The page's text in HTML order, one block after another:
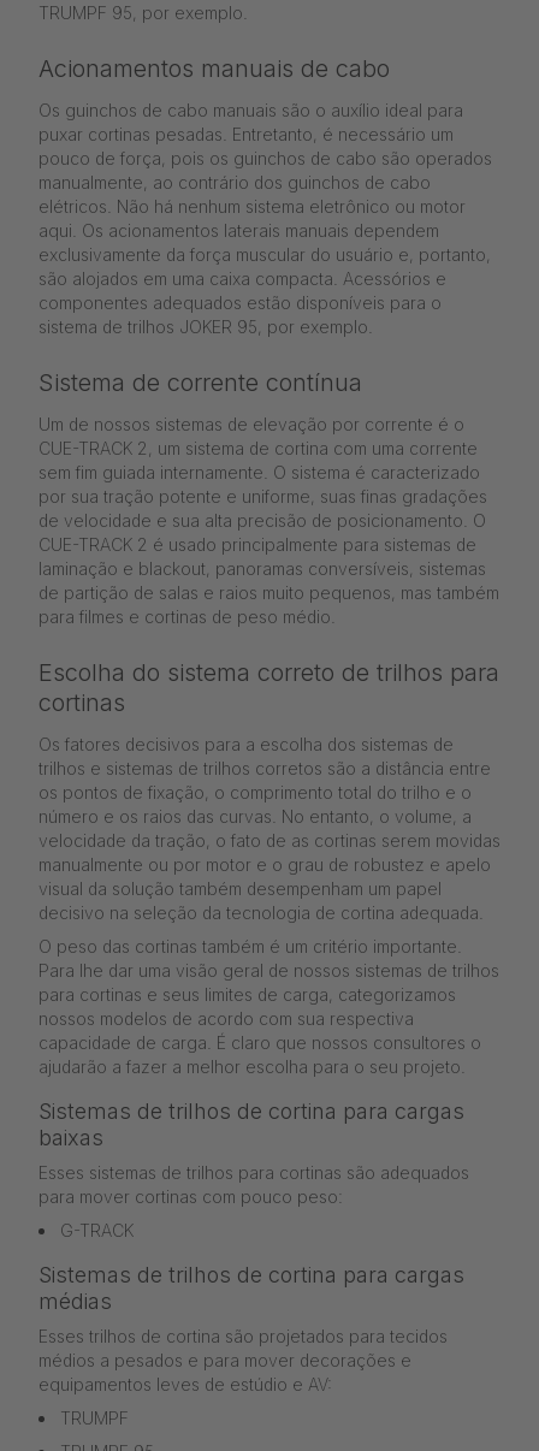
TRUMPF 95, por exemplo.
Acionamentos manuais de cabo
Os guinchos de cabo manuais são o auxílio ideal para
puxar cortinas pesadas. Entretanto, é necessário um
pouco de força, pois os guinchos de cabo são operados
manualmente, ao contrário dos guinchos de cabo
elétricos. Não há nenhum sistema eletrônico ou motor
aqui. Os acionamentos laterais manuais dependem
exclusivamente da força muscular do usuário e, portanto,
são alojados em uma caixa compacta. Acessórios e
componentes adequados estão disponíveis para o
sistema de trilhos JOKER 95, por exemplo.
Sistema de corrente contínua
Um de nossos sistemas de elevação por corrente é o
CUE-TRACK 2, um sistema de cortina com uma corrente
sem fim guiada internamente. O sistema é caracterizado
por sua tração potente e uniforme, suas finas gradações
de velocidade e sua alta precisão de posicionamento. O
CUE-TRACK 2 é usado principalmente para sistemas de
laminação e blackout, panoramas conversíveis, sistemas
de partição de salas e raios muito pequenos, mas também
para filmes e cortinas de peso médio.
Escolha do sistema correto de trilhos para
cortinas
Os fatores decisivos para a escolha dos sistemas de
trilhos e sistemas de trilhos corretos são a distância entre
os pontos de fixação, o comprimento total do trilho e o
número e os raios das curvas. No entanto, o volume, a
velocidade da tração, o fato de as cortinas serem movidas
manualmente ou por motor e o grau de robustez e apelo
visual da solução também desempenham um papel
decisivo na seleção da tecnologia de cortina adequada.
O peso das cortinas também é um critério importante.
Para lhe dar uma visão geral de nossos sistemas de trilhos
para cortinas e seus limites de carga, categorizamos
nossos modelos de acordo com sua respectiva
capacidade de carga. É claro que nossos consultores o
ajudarão a fazer a melhor escolha para o seu projeto.
Sistemas de trilhos de cortina para cargas
baixas
Esses sistemas de trilhos para cortinas são adequados
para mover cortinas com pouco peso:
G-TRACK
Sistemas de trilhos de cortina para cargas
médias
Esses trilhos de cortina são projetados para tecidos
médios a pesados e para mover decorações e
equipamentos leves de estúdio e AV:
TRUMPF